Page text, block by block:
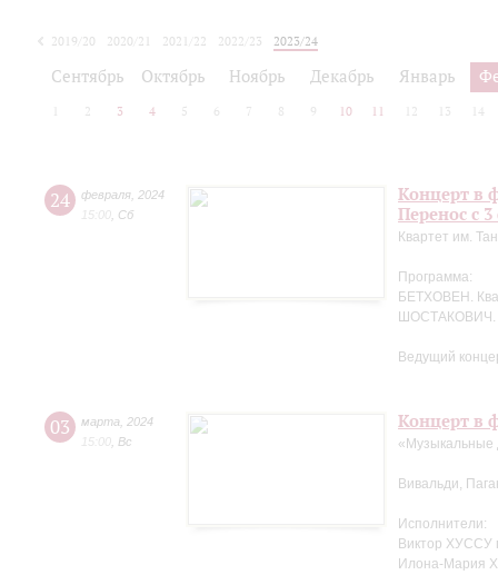
2019/20 2020/21 2021/22 2022/23
2023/24
Сентябрь Октябрь Ноябрь Декабрь Январь
2 3 4 5 6 7 8 9 10 11 12 13 14
24 февраля 2024
15:00 Сб
Концерт в
Перенос с
Квартет им.
Программа:
БЕТХОВЕН.
ШОСТАКОВИЧ.
Ведущий
03 марта
2024
15:00 Вс
Концерт в
«Музыкальные
Вивальди,
Исполнители:
Виктор ХУССУ
Илона-Мария